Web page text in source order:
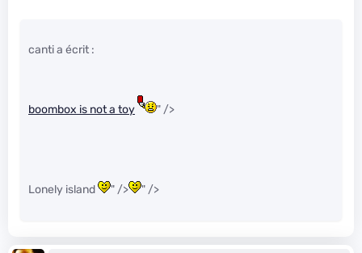
canti a écrit :
boombox is not a toy " />
Lonely island " /> " />